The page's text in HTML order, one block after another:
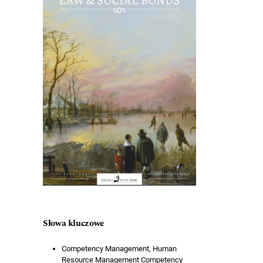
Słowa kluczowe
Competency Management, Human
Resource Management Competency